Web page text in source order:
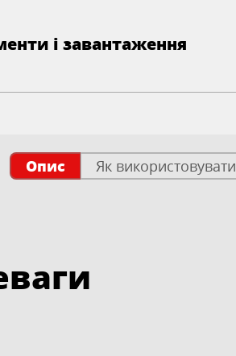
і завантаження
Опис Як використовувати